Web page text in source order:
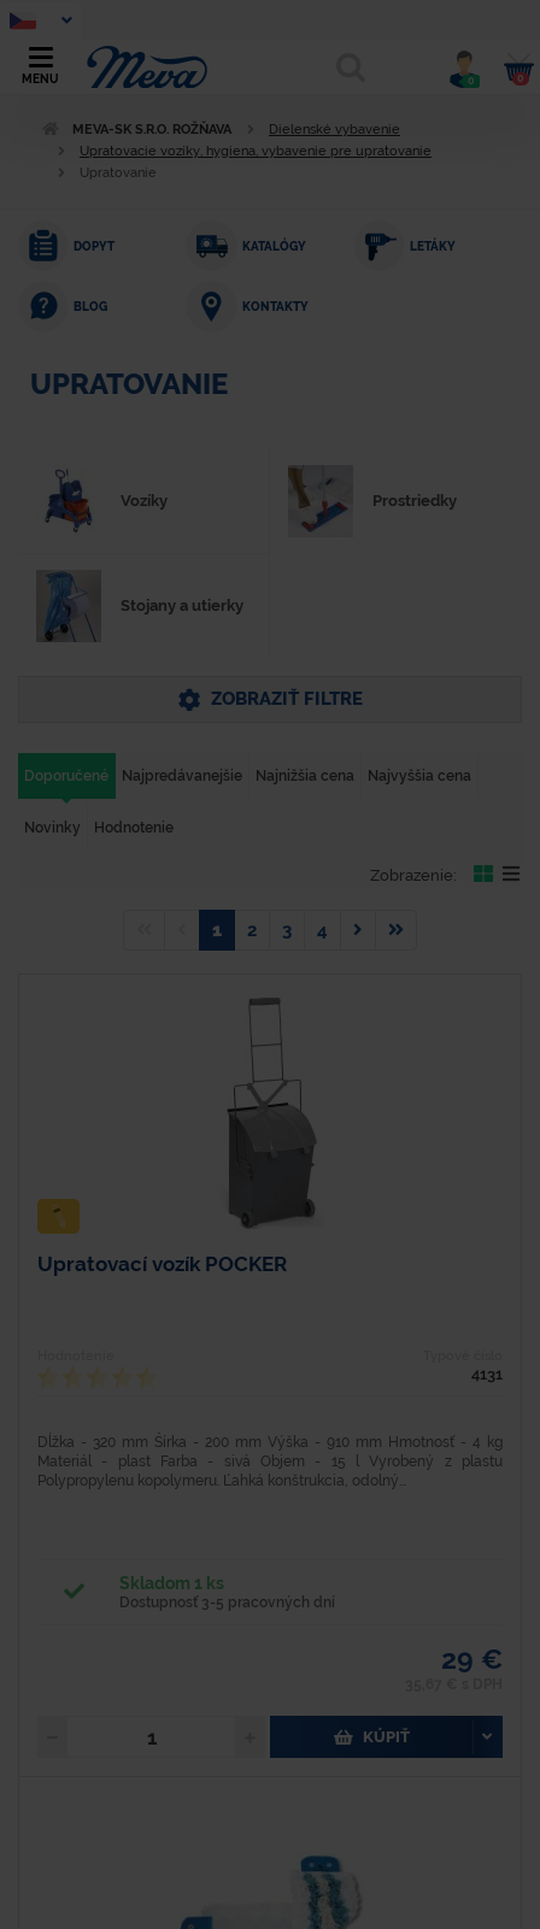
MENU 0 0
MEVA-SK S.R.O. ROŽŇAVA
Dielenské vybavenie
Upratovacie vozíky, hygiena, vybavenie pre upratovanie
Upratovanie
DOPYT KATALÓGY LETÁKY
BLOG KONTAKTY
UPRATOVANIE
Vozíky Prostriedky
Stojany a utierky
ZOBRAZIŤ FILTRE
Doporučené Najpredávanejšie Najnižšia cena Najvyššia cena
Novinky Hodnotenie
Zobrazenie:
1 2 3 4
Upratovací vozík POCKER
4131
Dĺžka - 320 mm Šírka - 200 mm Výška - 910 mm Hmotnosť - 4 kg
Materiál - plast Farba - sivá Objem - 15 l Vyrobený z plastu
Polypropylenu kopolymeru. Ľahká konštrukcia, odolný...
Skladom 1 ks
Dostupnosť 3-5 pracovných dní
29 €
KÚPIŤ